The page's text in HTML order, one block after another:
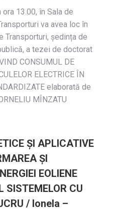
13.00, în Sala de
va avea loc în
Transporturi, ședința de
a tezei de doctorat
CONSUMUL DE
ELECTRICE ÎN
elaborată de
MÎNZATU
ȘI APLICATIVE
ȘI
EOLIENE
SISTEMELOR CU
/ Ionela –